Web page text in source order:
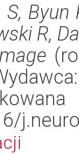
S, Byun
R,